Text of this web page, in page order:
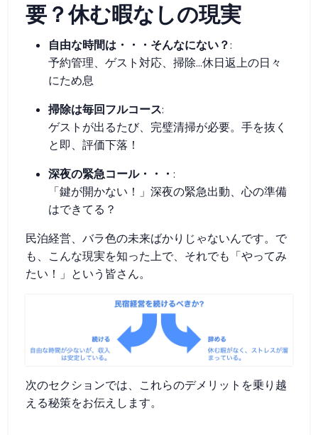
要？休む暇なしの現実
自由な時間は・・・そんなにない？:
予約管理、ゲスト対応、掃除...休日返上の日々
にため息
掃除は毎回フルコース:
ゲストが出るたび、完璧清掃が必要。手を抜く
と即、評価下落！
深夜の緊急コール・・・ :
「鍵が開かない！」深夜の緊急出動、心の準備
はできてる？
民泊経営、バラ色の未来ばかりじゃないんです。で
も、こんな現実を知った上で、それでも「やってみ
たい！」という皆さん。
次のセクションでは、これらのデメリットを乗り越
える秘策をお伝えします。